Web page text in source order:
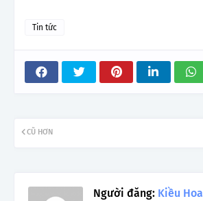
Tin tức
CŨ HƠN
Người đăng: Kiều Hoa